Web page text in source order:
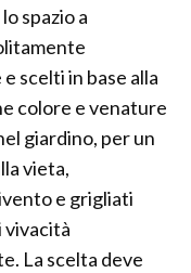
spazio a
scelti in base alla
colore e venature
giardino, per un
vieta,
e grigliati
vivacità
La scelta deve